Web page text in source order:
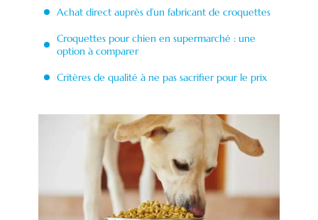
Achat direct auprès d’un fabricant de croquettes
Croquettes pour chien en supermarché : une
option à comparer
Critères de qualité à ne pas sacrifier pour le prix